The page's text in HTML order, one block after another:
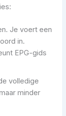
Je voert een
in.
EPG-gids
volledige
minder